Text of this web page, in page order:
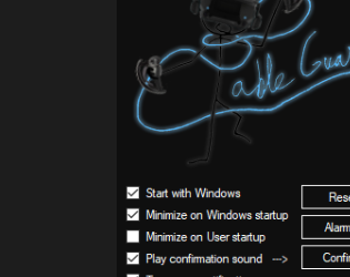
audio device selection
a simple mixer for pan and
editable trigger points and
support for custom sounds
user profiles
In version 1.1.0 a lazy man's
quicker to set up than the
alarm will sound inside the
Cable Guardian runs in the
For help texts, hover your mouse
For an overview, click the question